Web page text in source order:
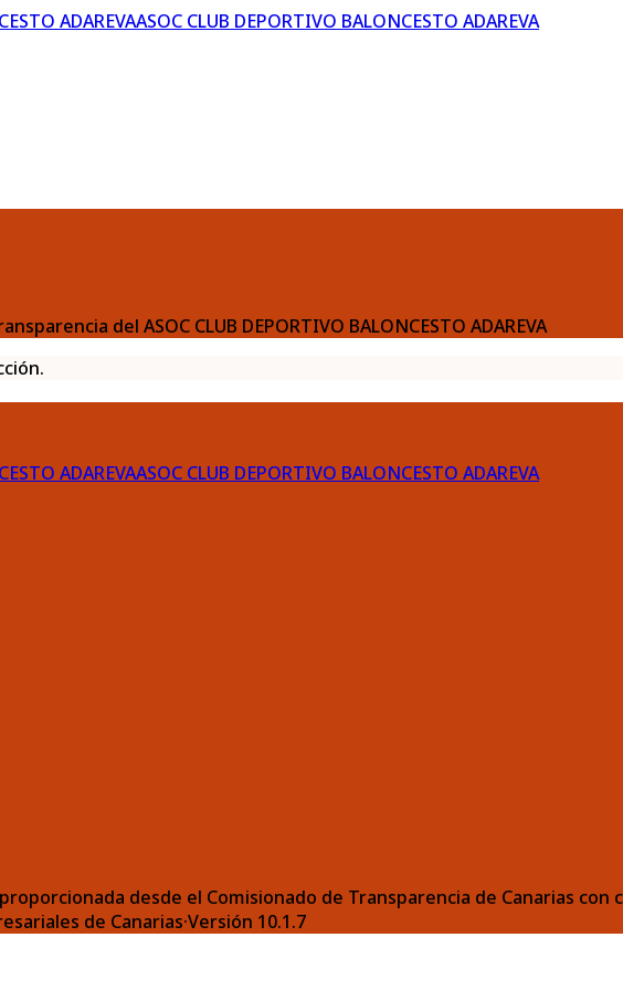
ASOC CLUB DEPORTIVO BALONCESTO ADAREVA
del ASOC CLUB DEPORTIVO BALONCESTO ADAREVA
ASOC CLUB DEPORTIVO BALONCESTO ADAREVA
desde el Comisionado de Transparencia de Canarias
de Canarias·Versión 10.1.7